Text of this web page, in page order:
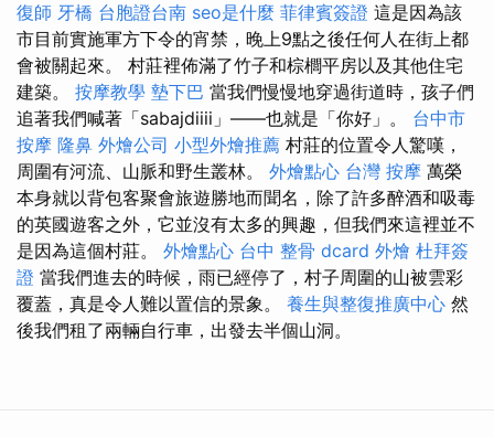
復師 牙橋 台胞證台南 seo是什麼 菲律賓簽證 這是因為該
市目前實施軍方下令的宵禁，晚上9點之後任何人在街上都
會被關起來。 村莊裡佈滿了竹子和棕櫚平房以及其他住宅
建築。 按摩教學 墊下巴 當我們慢慢地穿過街道時，孩子們
追著我們喊著「sabajdiiii」——也就是「你好」。 台中市
按摩 隆鼻 外燴公司 小型外燴推薦 村莊的位置令人驚嘆，
周圍有河流、山脈和野生叢林。 外燴點心 台灣 按摩 萬榮
本身就以背包客聚會旅遊勝地而聞名，除了許多醉酒和吸毒
的英國遊客之外，它並沒有太多的興趣，但我們來這裡並不
是因為這個村莊。 外燴點心 台中 整骨 dcard 外燴 杜拜簽
證 當我們進去的時候，雨已經停了，村子周圍的山被雲彩
覆蓋，真是令人難以置信的景象。 養生與整復推廣中心 然
後我們租了兩輛自行車，出發去半個山洞。